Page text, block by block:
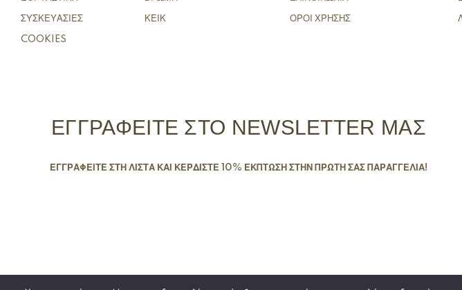
ΣΥΣΚΕΥΑΣΙΕΣ
COOKIES
ΚΕΙΚ ΟΡΟΙ ΧΡΗΣΗΣ
ΕΓΓΡΑΦΕΙΤΕ ΣΤΟ NEWSLETTER ΜΑΣ
ΕΓΓΡΑΦΕΙΤΕ ΣΤΗ ΛΙΣΤΑ ΚΑΙ ΚΕΡΔΙΣΤΕ 10% ΕΚΠΤΩΣΗ ΣΤΗΝ ΠΡΩΤΗ ΣΑΣ ΠΑΡΑΓΓΕΛΙΑ!